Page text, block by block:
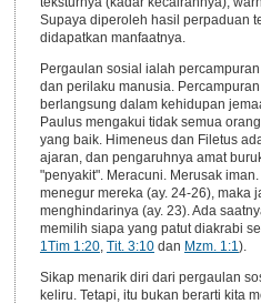
Supaya diperoleh hasil perpaduan
didapatkan manfaatnya.
Pergaulan sosial ialah
dan perilaku manusia.
berlangsung dalam kehidupan
Paulus mengakui tidak semua
yang baik. Himeneus dan Filetus
ajaran, dan pengaruhnya amat
"penyakit". Meracuni. Merusak
menegur mereka (ay. 24-26), maka
menghindarinya (ay. 23). Ada
memilih siapa yang patut diakrabi
1Tim 1:20, Tit. 3:10dan Mzm. 1:1).
Sikap menarik diri dari pergaulan
keliru. Tetapi, itu bukan berarti kita